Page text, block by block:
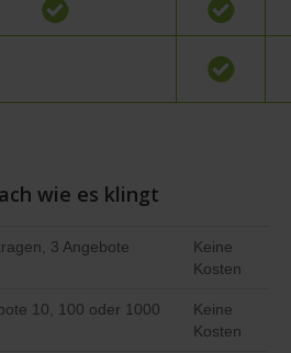
wie es klingt
3 Angebote
Keine
Kosten
10, 100 oder 1000
Keine
Kosten